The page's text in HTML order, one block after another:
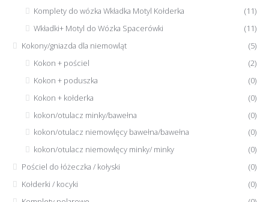
Komplety do wózka Wkładka Motyl Kołderka
(11)
Wkładki+ Motyl do Wózka Spacerówki
(11)
Kokony/gniazda dla niemowląt
(5)
Kokon + pościel
(2)
Kokon + poduszka
(0)
Kokon + kołderka
(0)
kokon/otulacz minky/bawełna
(0)
kokon/otulacz niemowlęcy bawełna/bawełna
(0)
kokon/otulacz niemowlęcy minky/ minky
(0)
Pościel do łóżeczka / kołyski
(0)
Kołderki / kocyki
(0)